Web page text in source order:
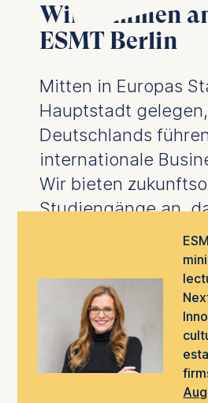
Willkommen
ESMT Berlin
Mitten in Europas
Hauptstadt
Deutschlands
internationale
Wir bieten
Studiengänge an,
maßgeschneiderte
Educationfür den
Karriereschritt.
Unsere
verbindet